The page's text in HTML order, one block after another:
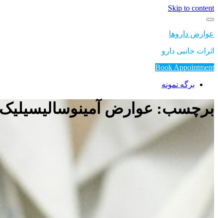
Skip to content
عوارض داروها
اثرات جانبی دارو
Book Appointment
برگه نمونه
برچسب: عوارض